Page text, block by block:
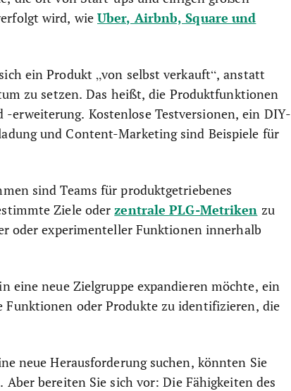
wird, wie Uber, Airbnb, Square und
ein Produkt „von selbst verkauft“, anstatt
zu setzen. Das heißt, die Produktfunktionen
erweiterung. Kostenlose Testversionen, ein DIY-
und Content-Marketing sind Beispiele für
sind Teams für produktgetriebenes
Ziele oderzentrale PLG-Metriken zu
oder experimenteller Funktionen innerhalb
eine neue Zielgruppe expandieren möchte, ein
Funktionen oder Produkte zu identifizieren, die
neue Herausforderung suchen, könnten Sie
bereiten Sie sich vor: Die Fähigkeiten des